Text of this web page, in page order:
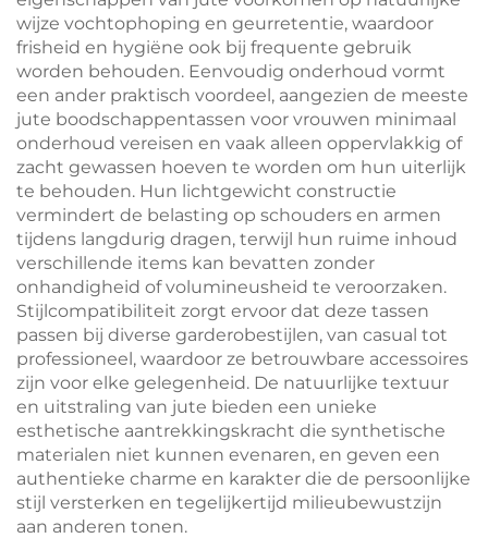
wijze vochtophoping en geurretentie, waardoor
frisheid en hygiëne ook bij frequente gebruik
worden behouden. Eenvoudig onderhoud vormt
een ander praktisch voordeel, aangezien de meeste
jute boodschappentassen voor vrouwen minimaal
onderhoud vereisen en vaak alleen oppervlakkig of
zacht gewassen hoeven te worden om hun uiterlijk
te behouden. Hun lichtgewicht constructie
vermindert de belasting op schouders en armen
tijdens langdurig dragen, terwijl hun ruime inhoud
verschillende items kan bevatten zonder
onhandigheid of volumineusheid te veroorzaken.
Stijlcompatibiliteit zorgt ervoor dat deze tassen
passen bij diverse garderobestijlen, van casual tot
professioneel, waardoor ze betrouwbare accessoires
zijn voor elke gelegenheid. De natuurlijke textuur
en uitstraling van jute bieden een unieke
esthetische aantrekkingskracht die synthetische
materialen niet kunnen evenaren, en geven een
authentieke charme en karakter die de persoonlijke
stijl versterken en tegelijkertijd milieubewustzijn
aan anderen tonen.